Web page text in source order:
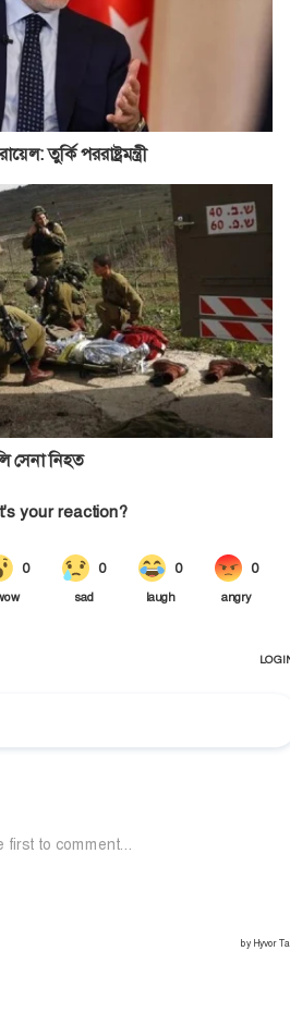
তুর্কি পররাষ্ট্রমন্ত্রী
সেনা নিহত